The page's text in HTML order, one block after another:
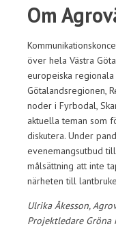
Om
över hela Västra
europeiska regionala
Götalandsregionen,
noder i Fyrbodal,
aktuella teman som
diskutera. Under
evenemangsutbud
målsättning att inte
närheten till
Ulrika Åkesson,
Projektledare Gröna